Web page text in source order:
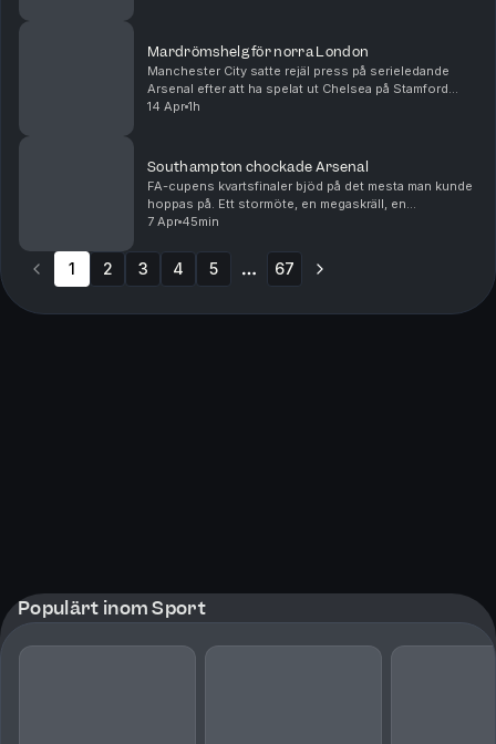
Mardrömshelg för norra London
Manchester City satte rejäl press på serieledande
Arsenal efter att ha spelat ut Chelsea på Stamford
Bridge dagen efter Arsenal gått på pumpen hemma
14 Apr 1h
Southampton chockade Arsenal
FA-cupens kvartsfinaler bjöd på det mesta man kunde
hoppas på. Ett stormöte, en megaskräll, en
straffläggning och en total överkörning. Patrik Syk
sydkust...
7 Apr 45min
1 2 3 4 5 67
Populärt inom Sport